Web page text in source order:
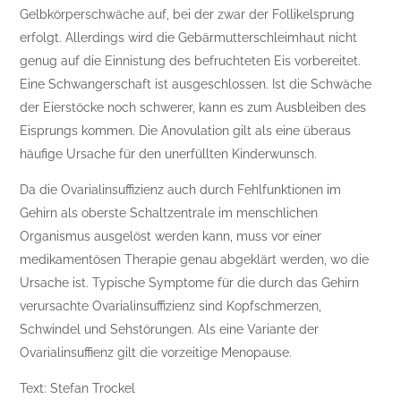
Gelbkörperschwäche auf, bei der zwar der Follikelsprung
erfolgt. Allerdings wird die Gebärmutterschleimhaut nicht
genug auf die Einnistung des befruchteten Eis vorbereitet.
Eine Schwangerschaft ist ausgeschlossen. Ist die Schwäche
der Eierstöcke noch schwerer, kann es zum Ausbleiben des
Eisprungs kommen. Die Anovulation gilt als eine überaus
häufige Ursache für den unerfüllten Kinderwunsch.
Da die Ovarialinsuffizienz auch durch Fehlfunktionen im
Gehirn als oberste Schaltzentrale im menschlichen
Organismus ausgelöst werden kann, muss vor einer
medikamentösen Therapie genau abgeklärt werden, wo die
Ursache ist. Typische Symptome für die durch das Gehirn
verursachte Ovarialinsuffizienz sind Kopfschmerzen,
Schwindel und Sehstörungen. Als eine Variante der
Ovarialinsuffienz gilt die vorzeitige Menopause.
Text: Stefan Trockel